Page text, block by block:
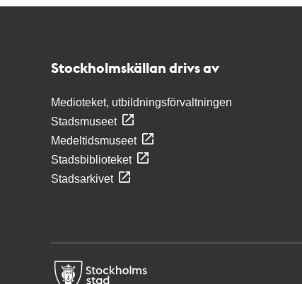
Stockholmskällan drivs av
Medioteket, utbildningsförvaltningen
Stadsmuseet
Medeltidsmuseet
Stadsbiblioteket
Stadsarkivet